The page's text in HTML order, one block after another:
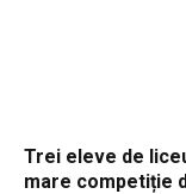
Trei eleve de
mare competiție